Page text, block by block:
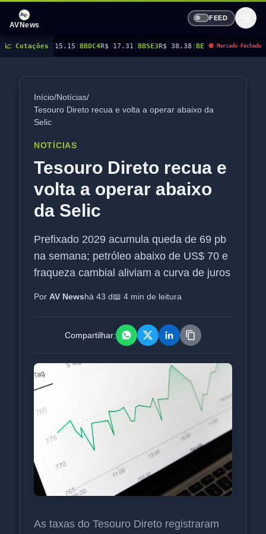
AVNews
FEED
📈 Cotações
|BBDC4R$ 17.31 |BBSE3R$ 38.38 |BEES3R$ 8.78| BEES4 R$ 9.16|
🔴 Mercado Fechado
Início/Notícias/
Tesouro Direto recua e volta a operar abaixo da
Selic
NOTÍCIAS
Tesouro Direto recua e
volta a operar abaixo
da Selic
Prefixado 2029 acumula queda de 69 pb
na semana; petróleo abaixo de US$ 70 e
fraqueza cambial aliviam a curva de juros
Por AV Newshá 43 d📖 4 min de leitura
Compartilhar:
As taxas do Tesouro Direto registraram